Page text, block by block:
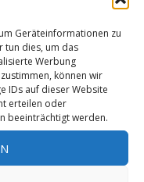
Geräteinformationen zu
tun dies, um das
Werbung
können wir
IDs auf dieser Website
erteilen oder
beeinträchtigt werden.
beendet mit
altes